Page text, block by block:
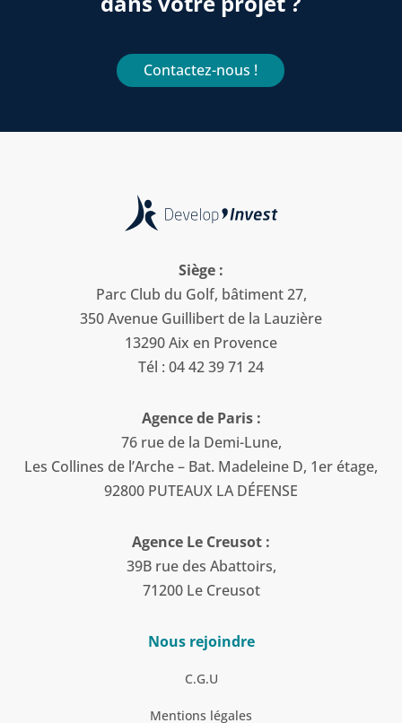
Contactez-nous !
Siège :
Parc Club du Golf, bâtiment 27,
350 Avenue Guillibert de la Lauzière
13290 Aix en Provence
Tél : 04 42 39 71 24
Agence de Paris :
76 rue de la Demi-Lune,
Les Collines de l’Arche – Bat. Madeleine D, 1er étage,
92800 PUTEAUX LA DÉFENSE
Agence Le Creusot :
39B rue des Abattoirs,
71200 Le Creusot
Nous rejoindre
C.G.U
Mentions légales